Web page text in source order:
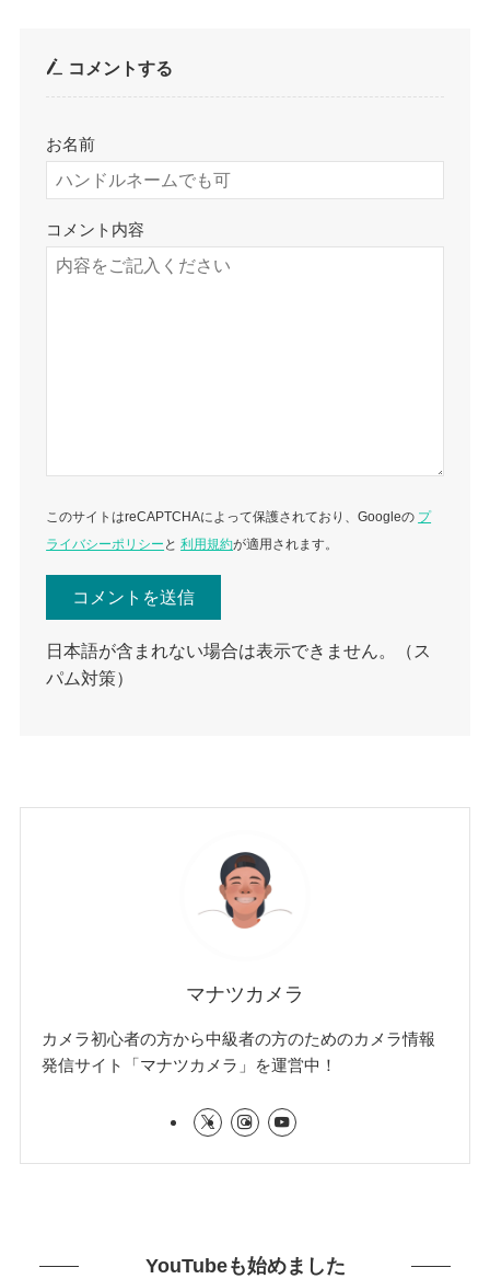
コメントする
お名前
コメント内容
このサイトはreCAPTCHAによって保護されており、Googleの プ
ライバシーポリシー と利用規約が適用されます。
日本語が含まれない場合は表示できません。（ス
パム対策）
マナツカメラ
カメラ初心者の方から中級者の方のためのカメラ情報
発信サイト「マナツカメラ」を運営中！
YouTubeも始めました